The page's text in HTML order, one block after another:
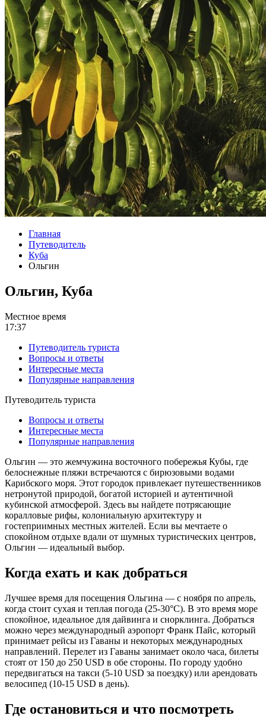
Главная
Путеводитель
Куба
Ольгин
Ольгин, Куба
Местное время
17:37
Путеводитель туриста
Вопросы и ответы
Интересные места
Популярные направления
Путеводитель туриста
Вопросы и ответы
Интересные места
Популярные направления
Ольгин — это жемчужина восточного побережья Кубы, где
белоснежные пляжи встречаются с бирюзовыми водами
Карибского моря. Этот городок привлекает путешественников
нетронутой природой, богатой историей и аутентичной
кубинской атмосферой. Здесь вы найдете потрясающие
коралловые рифы, колониальную архитектуру и
гостеприимных местных жителей. Если вы мечтаете о
спокойном отдыхе вдали от шумных туристических центров,
Ольгин — идеальный выбор.
Когда ехать и как добраться
Лучшее время для посещения Ольгина — с ноября по апрель,
когда стоит сухая и теплая погода (25-30°C). В это время море
спокойное, идеальное для дайвинга и снорклинга. Добраться
можно через международный аэропорт Франк Пайс, который
принимает рейсы из Гаваны и некоторых международных
направлений. Перелет из Гаваны занимает около часа, билеты
стоят от 150 до 250 USD в обе стороны. По городу удобно
передвигаться на такси (5-10 USD за поездку) или арендовать
велосипед (10-15 USD в день).
Где остановиться и что посмотреть